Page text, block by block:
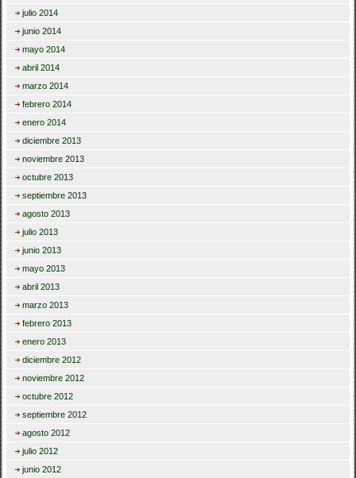
julio 2014
junio 2014
mayo 2014
abril 2014
marzo 2014
febrero 2014
enero 2014
diciembre 2013
noviembre 2013
octubre 2013
septiembre 2013
agosto 2013
julio 2013
junio 2013
mayo 2013
abril 2013
marzo 2013
febrero 2013
enero 2013
diciembre 2012
noviembre 2012
octubre 2012
septiembre 2012
agosto 2012
julio 2012
junio 2012